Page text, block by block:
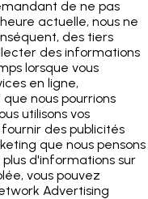
de ne pas
actuelle, nous ne
des tiers
des informations
lorsque vous
en ligne,
nous pourrions
utilisons vos
des publicités
que nous pensons
plus d'informations sur
vous pouvez
Advertising